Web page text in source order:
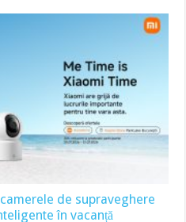
de supraveghere
în vacanță